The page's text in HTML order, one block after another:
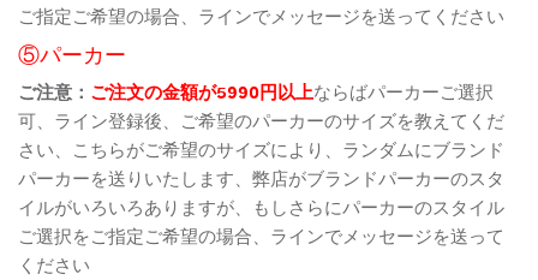
ご指定ご希望の場合、ラインでメッセージを送ってください
⑤パーカー
ご注意： ご注文の金額が5990円以上ならばパーカーご選択
可、ライン登録後、ご希望のパーカーのサイズを教えてくだ
さい、こちらがご希望のサイズにより、ランダムにブランド
パーカーを送りいたします、弊店がブランドパーカーのスタ
イルがいろいろありますが、もしさらにパーカーのスタイル
ご選択をご指定ご希望の場合、ラインでメッセージを送って
ください